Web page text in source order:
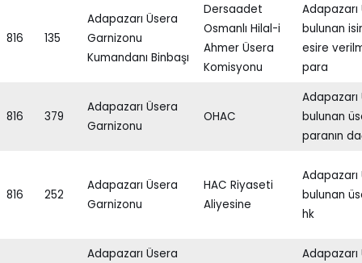
816 135
Adapazarı Üsera
Garnizonu
Kumandanı Binbaşı
Dersaadet
Osmanlı Hilal-i
Ahmer Üsera
Komisyonu
bulunan
esire
para
816 379
Adapazarı Üsera
Garnizonu
OHAC
bulunan
paranın
816 252
Adapazarı Üsera
Garnizonu
HAC Riyaseti
Aliyesine
bulunan
hk
Adapazarı Üsera